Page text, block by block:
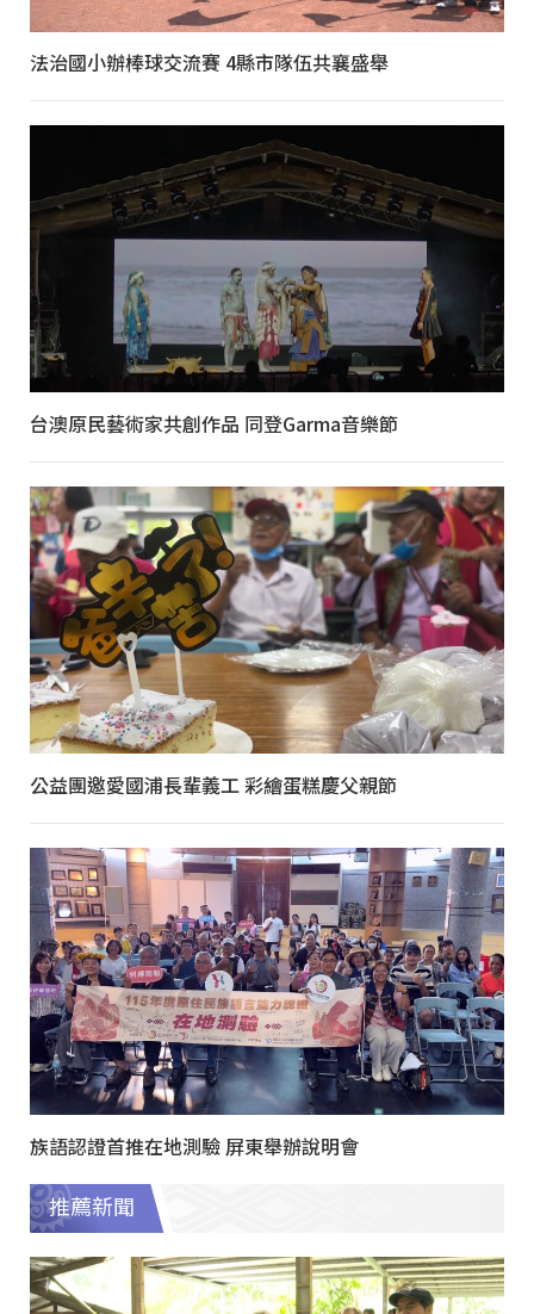
法治國小辦棒球交流賽 4縣市隊伍共襄盛舉
台澳原民藝術家共創作品 同登Garma音樂節
公益團邀愛國浦長輩義工 彩繪蛋糕慶父親節
族語認證首推在地測驗 屏東舉辦說明會
推薦新聞